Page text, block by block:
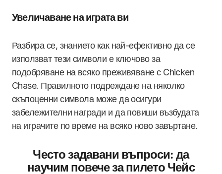
Увеличаване на играта ви
Разбира се, знанието как най-ефективно да се
използват тези символи е ключово за
подобряване на всяко преживяване с Chicken
Chase. Правилното подреждане на няколко
скъпоценни символа може да осигури
забележителни награди и да повиши възбудата
на играчите по време на всяко ново завъртане.
Често задавани въпроси: да
научим повече за пилето Чейс